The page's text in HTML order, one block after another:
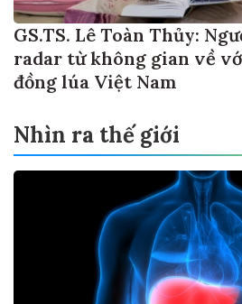
GS.TS. Lê Toàn Thủy:
radar từ không gian về
đồng lúa Việt Nam
Nhìn ra thế giới